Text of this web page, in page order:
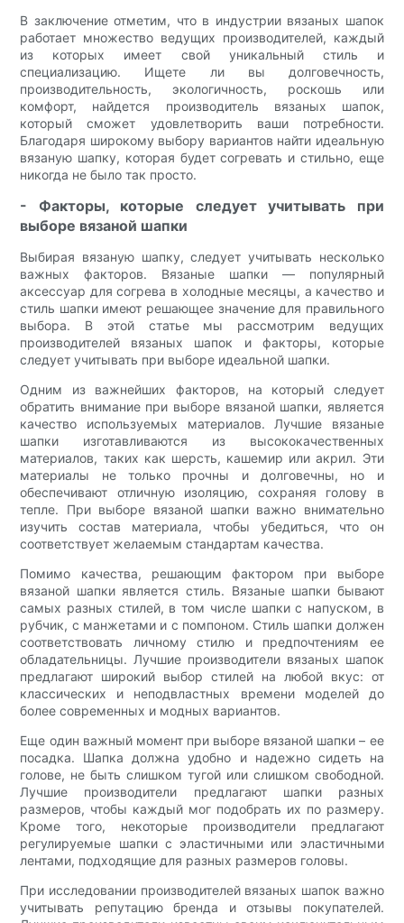
В заключение отметим, что в индустрии вязаных шапок
работает множество ведущих производителей, каждый
из которых имеет свой уникальный стиль и
специализацию. Ищете ли вы долговечность,
производительность, экологичность, роскошь или
комфорт, найдется производитель вязаных шапок,
который сможет удовлетворить ваши потребности.
Благодаря широкому выбору вариантов найти идеальную
вязаную шапку, которая будет согревать и стильно, еще
никогда не было так просто.
- Факторы, которые следует учитывать при
выборе вязаной шапки
Выбирая вязаную шапку, следует учитывать несколько
важных факторов. Вязаные шапки — популярный
аксессуар для согрева в холодные месяцы, а качество и
стиль шапки имеют решающее значение для правильного
выбора. В этой статье мы рассмотрим ведущих
производителей вязаных шапок и факторы, которые
следует учитывать при выборе идеальной шапки.
Одним из важнейших факторов, на который следует
обратить внимание при выборе вязаной шапки, является
качество используемых материалов. Лучшие вязаные
шапки изготавливаются из высококачественных
материалов, таких как шерсть, кашемир или акрил. Эти
материалы не только прочны и долговечны, но и
обеспечивают отличную изоляцию, сохраняя голову в
тепле. При выборе вязаной шапки важно внимательно
изучить состав материала, чтобы убедиться, что он
соответствует желаемым стандартам качества.
Помимо качества, решающим фактором при выборе
вязаной шапки является стиль. Вязаные шапки бывают
самых разных стилей, в том числе шапки с напуском, в
рубчик, с манжетами и с помпоном. Стиль шапки должен
соответствовать личному стилю и предпочтениям ее
обладательницы. Лучшие производители вязаных шапок
предлагают широкий выбор стилей на любой вкус: от
классических и неподвластных времени моделей до
более современных и модных вариантов.
Еще один важный момент при выборе вязаной шапки – ее
посадка. Шапка должна удобно и надежно сидеть на
голове, не быть слишком тугой или слишком свободной.
Лучшие производители предлагают шапки разных
размеров, чтобы каждый мог подобрать их по размеру.
Кроме того, некоторые производители предлагают
регулируемые шапки с эластичными или эластичными
лентами, подходящие для разных размеров головы.
При исследовании производителей вязаных шапок важно
учитывать репутацию бренда и отзывы покупателей.